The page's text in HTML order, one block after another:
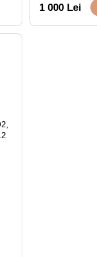
1 000 Lei